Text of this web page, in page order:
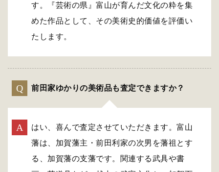
す。『芸術の県』富山が育んだ文化の粋を集
めた作品として、その美術史的価値を評価い
たします。
前田家ゆかりの美術品も査定できますか？
はい、喜んで査定させていただきます。富山
藩は、加賀藩主・前田利家の次男を藩祖とす
る、加賀藩の支藩です。関連する武具や書